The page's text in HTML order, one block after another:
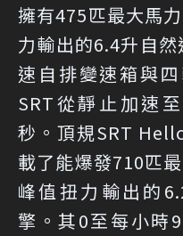
擁有475匹最大馬
力輸出的6.4升自
速自排變速箱與
SRT從靜止加速
秒。頂規SRT
載了能爆發710匹
峰值扭力輸出的
擎。其0至每小時